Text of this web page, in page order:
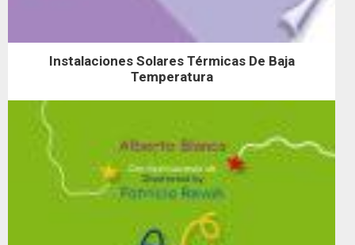
Instalaciones Solares Térmicas De Baja
Temperatura